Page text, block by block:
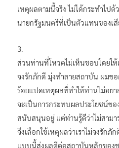
เหตุผลตามนี้จริง ไม่ได้กระทำไป
นายกรัฐมนตรีที่เป็นตัวแทนของเ
3.
ส่วนท่านที่โหวตไม่เห็นชอบโดยให้
จงรักภักดี มุ่งทำลายสถาบัน ผมข
ร้อยแปดเหตุผลที่ทำให้ท่านไม่อยา
จะเป็นการกระทบผลประโยชน์ข
สนับสนุนอยู่ แต่ท่านรู้ดีว่าไม่สามา
จึงเลือกใช้เหตุผลว่าเราไม่จงรักภั
แบบนี้ส่งผลดีต่อสถาบันหลักของช